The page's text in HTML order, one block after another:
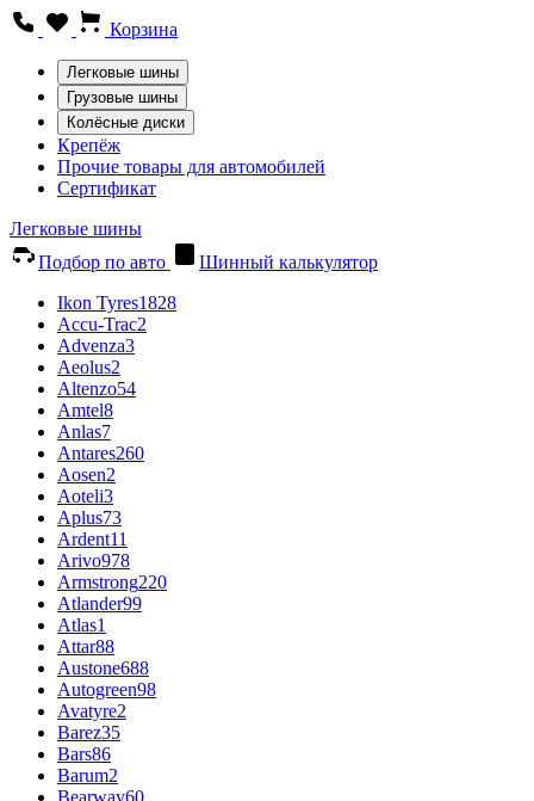
Корзина
Легковые шины
Грузовые шины
Колёсные диски
Крепёж
Прочие товары для автомобилей
Сертификат
Легковые шины
Подбор по авто
Шинный калькулятор
Ikon Tyres1828
Accu-Trac2
Advenza3
Aeolus2
Altenzo54
Amtel8
Anlas7
Antares260
Aosen2
Aoteli3
Aplus73
Ardent11
Arivo978
Armstrong220
Atlander99
Atlas1
Attar88
Austone688
Autogreen98
Avatyre2
Barez35
Bars86
Barum2
Bearway60